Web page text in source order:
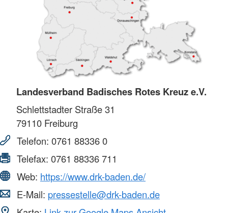
Landesverband Badisches Rotes Kreuz e.V.
Schlettstadter Straße 31
79110 Freiburg
Telefon: 0761 88336 0
Telefax: 0761 88336 711
Web: https://www.drk-baden.de/
E-Mail: pressestelle@drk-baden.de